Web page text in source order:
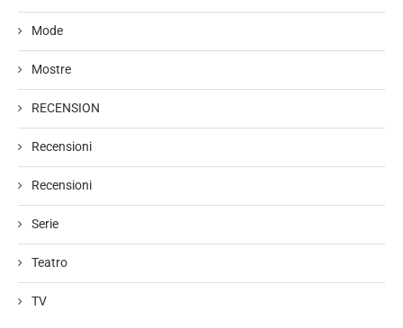
Mode
Mostre
RECENSION
Recensioni
Recensioni
Serie
Teatro
TV